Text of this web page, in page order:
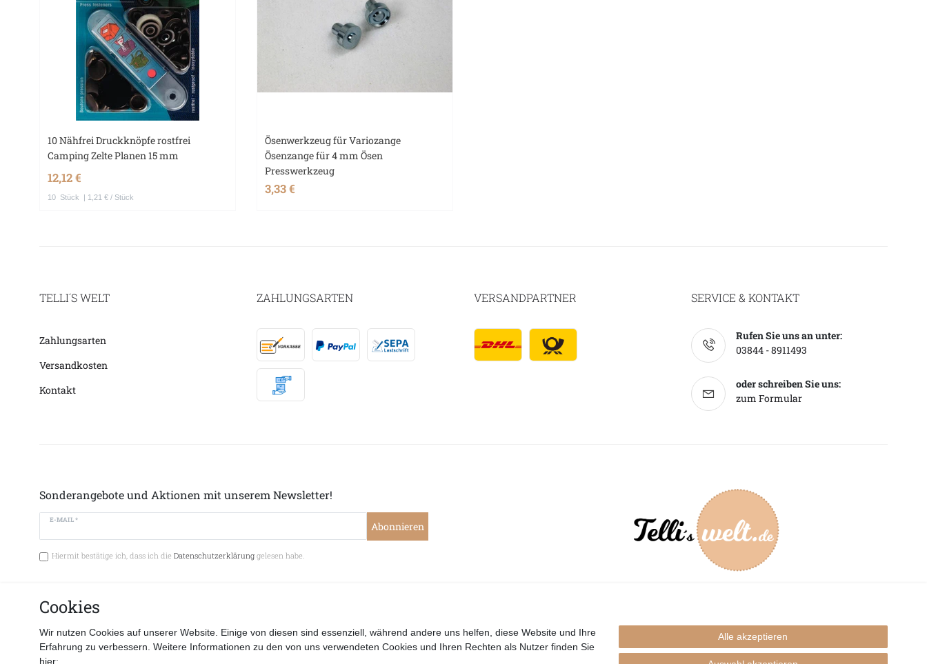
10 Nähfrei Druckknöpfe rostfrei
Camping Zelte Planen 15 mm
12,12 €
10 Stück | 1,21 € / Stück
Ösenwerkzeug für Variozange
Ösenzange für 4 mm Ösen
Presswerkzeug
3,33 €
TELLI´S WELT
Zahlungsarten
Versandkosten
Kontakt
ZAHLUNGSARTEN VERSANDPARTNER SERVICE & KONTAKT
Rufen Sie uns an unter:
03844 - 8911493
oder schreiben Sie uns:
zum Formular
Sonderangebote und Aktionen mit unserem Newsletter!
E-MAIL *
Abonnieren
Hiermit bestätige ich, dass ich die Datenschutzerklärunggelesen habe.
Vertrag widerrufen | Widerrufsrecht | Datenschutzerklärung | AGB Impressum
Cookies
Wir nutzen Cookies auf unserer Website. Einige von diesen sind essenziell, während andere uns helfen, diese Website und Ihre
Erfahrung zu verbessern. Weitere Informationen zu den von uns verwendeten Cookies und Ihren Rechten als Nutzer finden Sie
hier:
Alle akzeptieren